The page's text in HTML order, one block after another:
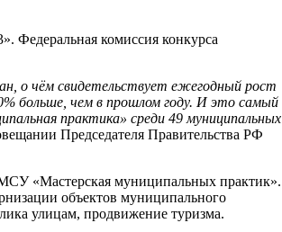
Федеральная комиссия конкурса
о чём свидетельствует ежегодный рост
больше, чем в прошлом году. И это самый
практика» среди 49 муниципальных
Председателя Правительства РФ
«Мастерская муниципальных практик».
объектов муниципального
улицам, продвижение туризма.